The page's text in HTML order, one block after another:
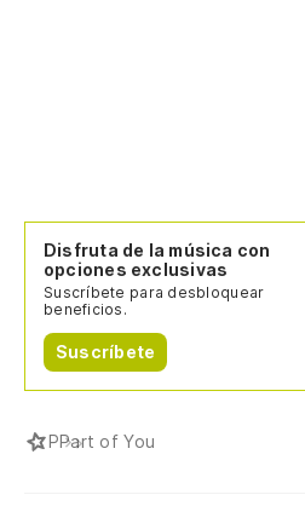
Disfruta de la música con
opciones exclusivas
Suscríbete para desbloquear
beneficios.
Suscríbete
PPart of You